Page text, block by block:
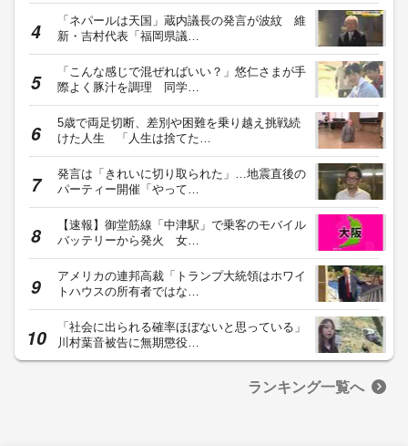
「ネパールは天国」蔵内議長の発言が波紋 維
新・吉村代表「福岡県議…
「こんな感じで混ぜればいい？」悠仁さまが手
際よく豚汁を調理 同学…
5歳で両足切断、差別や困難を乗り越え挑戦続
けた人生 「人生は捨てた…
発言は「きれいに切り取られた」…地震直後の
パーティー開催「やって…
【速報】御堂筋線「中津駅」で乗客のモバイル
バッテリーから発火 女…
アメリカの連邦高裁「トランプ大統領はホワイ
トハウスの所有者ではな…
「社会に出られる確率ほぼないと思っている」
川村葉音被告に無期懲役…
ランキング一覧へ